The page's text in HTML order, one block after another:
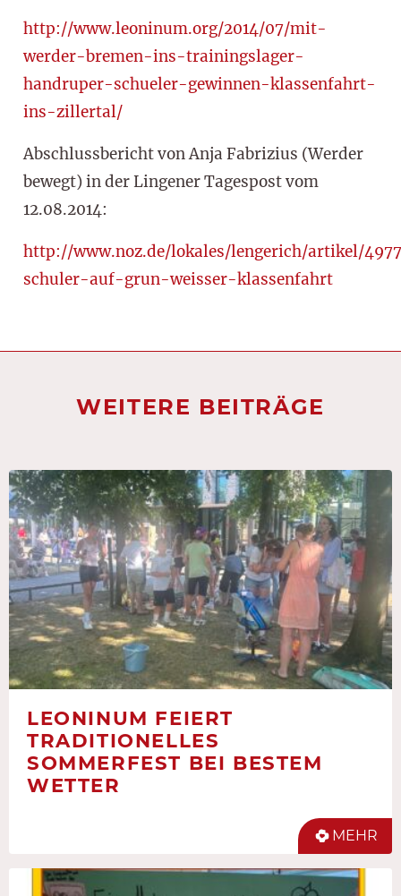
http://www.leoninum.org/2014/07/mit-
werder-bremen-ins-trainingslager-
handruper-schueler-gewinnen-klassenfahrt-
ins-zillertal/
Abschlussbericht von Anja Fabrizius (Werder
bewegt) in der Lingener Tagespost vom
12.08.2014:
http://www.noz.de/lokales/lengerich/artikel/
schuler-auf-grun-weisser-klassenfahrt
WEITERE BEITRÄGE
LEONINUM FEIERT
TRADITIONELLES
SOMMERFEST BEI BESTEM
WETTER
MEHR